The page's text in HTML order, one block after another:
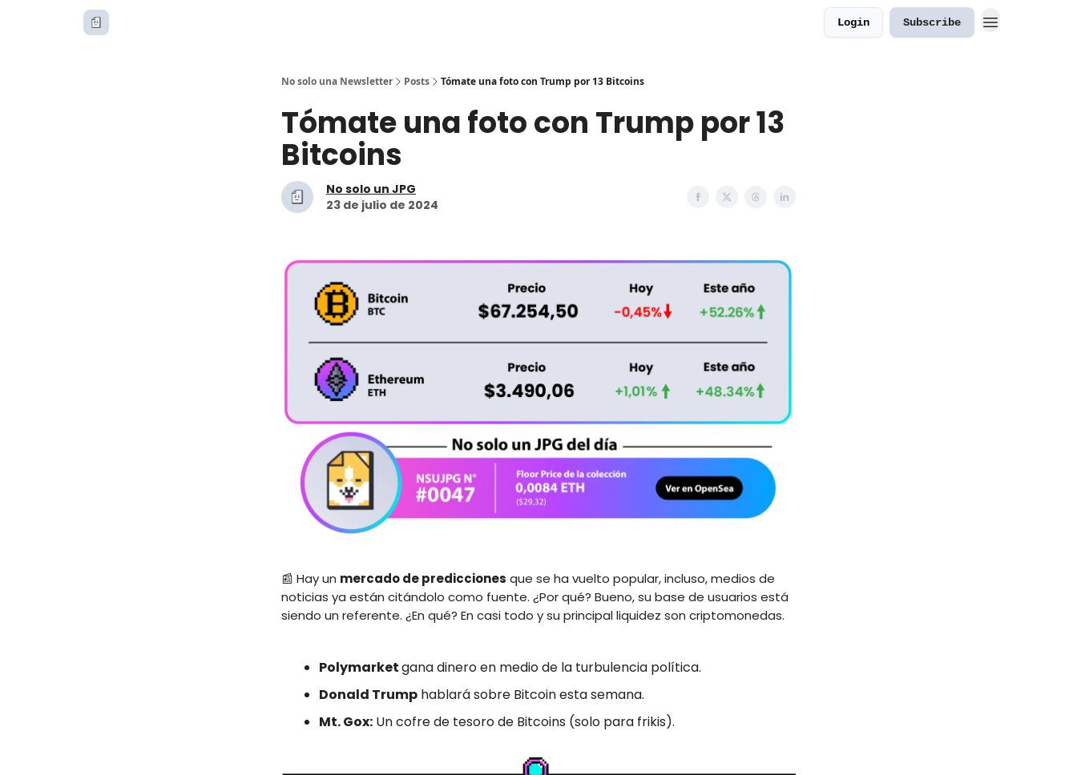
Login Subscribe
No solo una Newsletter Posts Tómate una foto con Trump por 13 Bitcoins
Tómate una foto con Trump por 13
Bitcoins
No solo un JPG
23 de julio de 2024
📰 Hay un mercado de predicciones que se ha vuelto popular, incluso, medios de
noticias ya están citándolo como fuente. ¿Por qué? Bueno, su base de usuarios está
siendo un referente. ¿En qué? En casi todo y su principal liquidez son criptomonedas.
Polymarketgana dinero en medio de la turbulencia política.
Donald Trump hablará sobre Bitcoin esta semana.
Mt. Gox: Un cofre de tesoro de Bitcoins (solo para frikis).